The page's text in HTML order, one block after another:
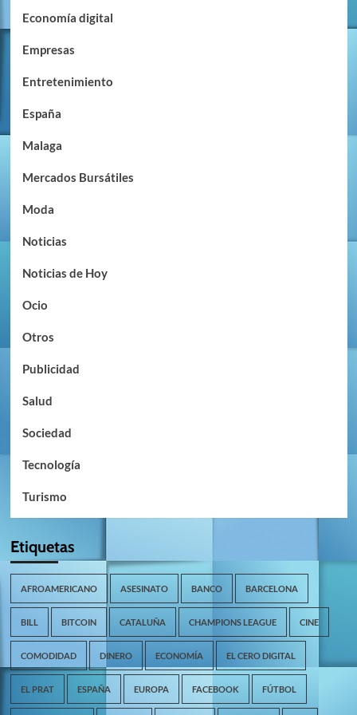
Economía digital
Empresas
Entretenimiento
España
Malaga
Mercados Bursátiles
Moda
Noticias
Noticias de Hoy
Ocio
Otros
Publicidad
Salud
Sociedad
Tecnología
Turismo
Etiquetas
AFROAMERICANO ASESINATO BANCO BARCELONA
BILL BITCOIN CATALUÑA CHAMPIONS LEAGUE CINE
COMODIDAD DINERO ECONOMÍA EL CERO DIGITAL
EL PRAT ESPAÑA EUROPA FACEBOOK FÚTBOL